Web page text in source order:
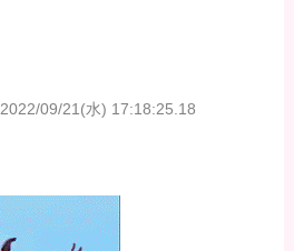
2022/09/21(水) 17:18:25.18